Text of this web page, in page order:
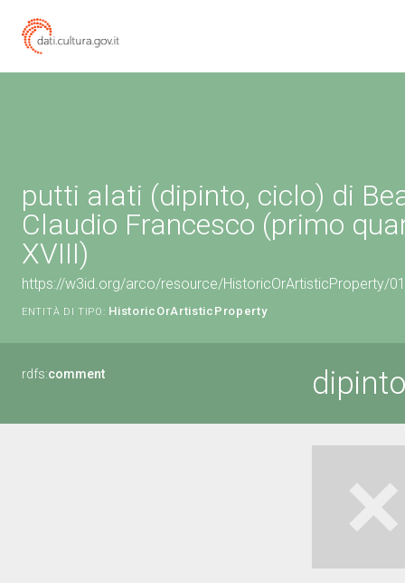
putti alati (dipinto, ciclo) di
Claudio Francesco (primo
XVIII)
https://w3id.org/arco/resource/HistoricOrArtisticProperty/
ENTITÀ DI TIPO: HistoricOrArtisticProperty
rdfs:comment